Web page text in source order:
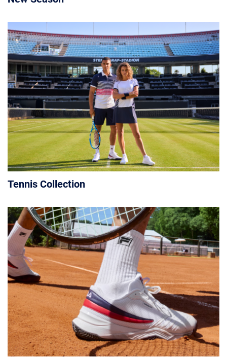
Tennis Collection